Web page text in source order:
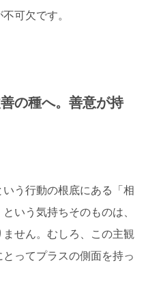
可欠です。
の種へ。善意が持
う行動の根底にある「相
いう気持ちそのものは、
せん。むしろ、この主観
ってプラスの側面を持っ